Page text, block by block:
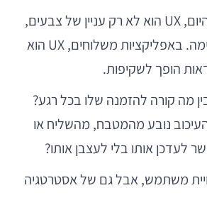
בעולם המוצר של היום, UX הוא לא רק עניין של צבעים,
אייקונים וזרימה נעימה. באפליקציות משלוחים, UX הוא
הופך לשקיפות.
מה קורה להזמנה שלו בכל רגע?
נובע מהמטבח, מהשליח או
לעדכן אותו בלי לעצבן אותו?
משתמש, אבל גם של אסטרטגיה